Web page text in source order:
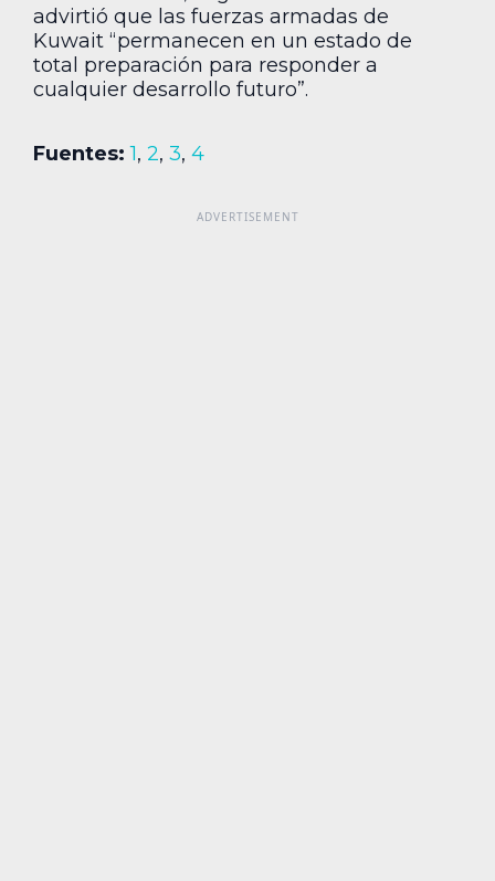
advirtió que las fuerzas armadas de
Kuwait “permanecen en un estado de
total preparación para responder a
cualquier desarrollo futuro”.
Fuentes: 1, 2, 3, 4